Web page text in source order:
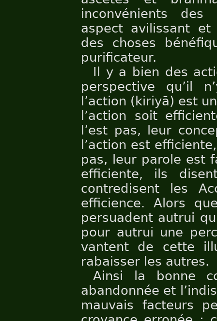
inconvénients des
aspect avilissant
des choses
purificateur.
Il y a bien des
perspective qu’il
l’action (kiriyā) est
l’action soit
l’est pas, leur
l’action est
pas, leur parole est
efficiente, ils
contredisent les
efficience. Alors
persuadent autrui
pour autrui une
vantent de cette
rabaisser les autres.
Ainsi la bonne
abandonnée et
mauvais facteurs